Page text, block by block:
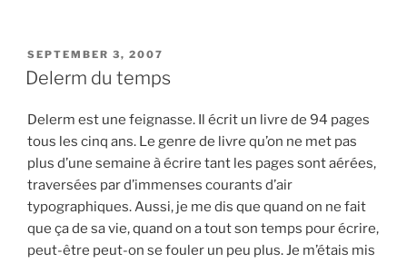
POSTED
ON
SEPTEMBER 3, 2007
Delerm du temps
Delerm est une feignasse. Il écrit un livre de 94 pages
tous les cinq ans. Le genre de livre qu’on ne met pas
plus d’une semaine à écrire tant les pages sont aérées,
traversées par d’immenses courants d’air
typographiques. Aussi, je me dis que quand on ne fait
que ça de sa vie, quand on a tout son temps pour écrire,
peut-être peut-on se fouler un peu plus. Je m’étais mis